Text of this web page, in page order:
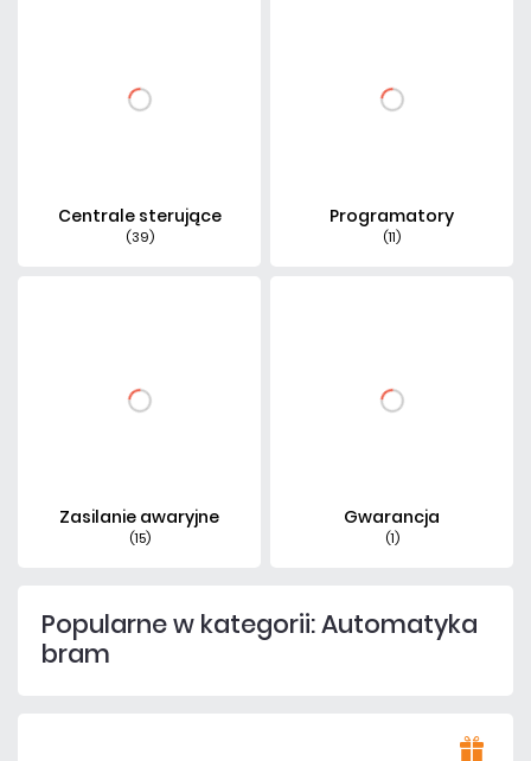
Centrale sterujące
(39)
Programatory
(11)
Zasilanie awaryjne
(15)
Gwarancja
(1)
Popularne w kategorii: Automatyka
bram